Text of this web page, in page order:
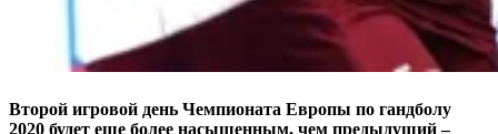
Второй игровой день Чемпионата Европы по гандболу
2020 будет еще более насыщенным, чем предыдущий –